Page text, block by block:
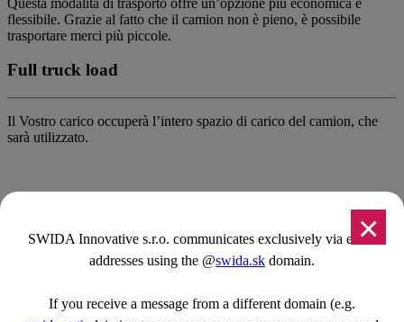
×
SWIDA Innovative s.r.o. communicates exclusively via email
addresses using the @swida.sk domain.
If you receive a message from a different domain (e.g.
flessibile. Grazie al fatto che il camion non è pieno, è possibile
trasportare merci più piccole.
Full truck load
Il Vostro carico occuperà l’intero spazio di carico del camion, che
sarà utilizzato.
Rimani aggiornato sugli ultimi suggerimenti, notizie, tendenze e best
practice sui trasporti.